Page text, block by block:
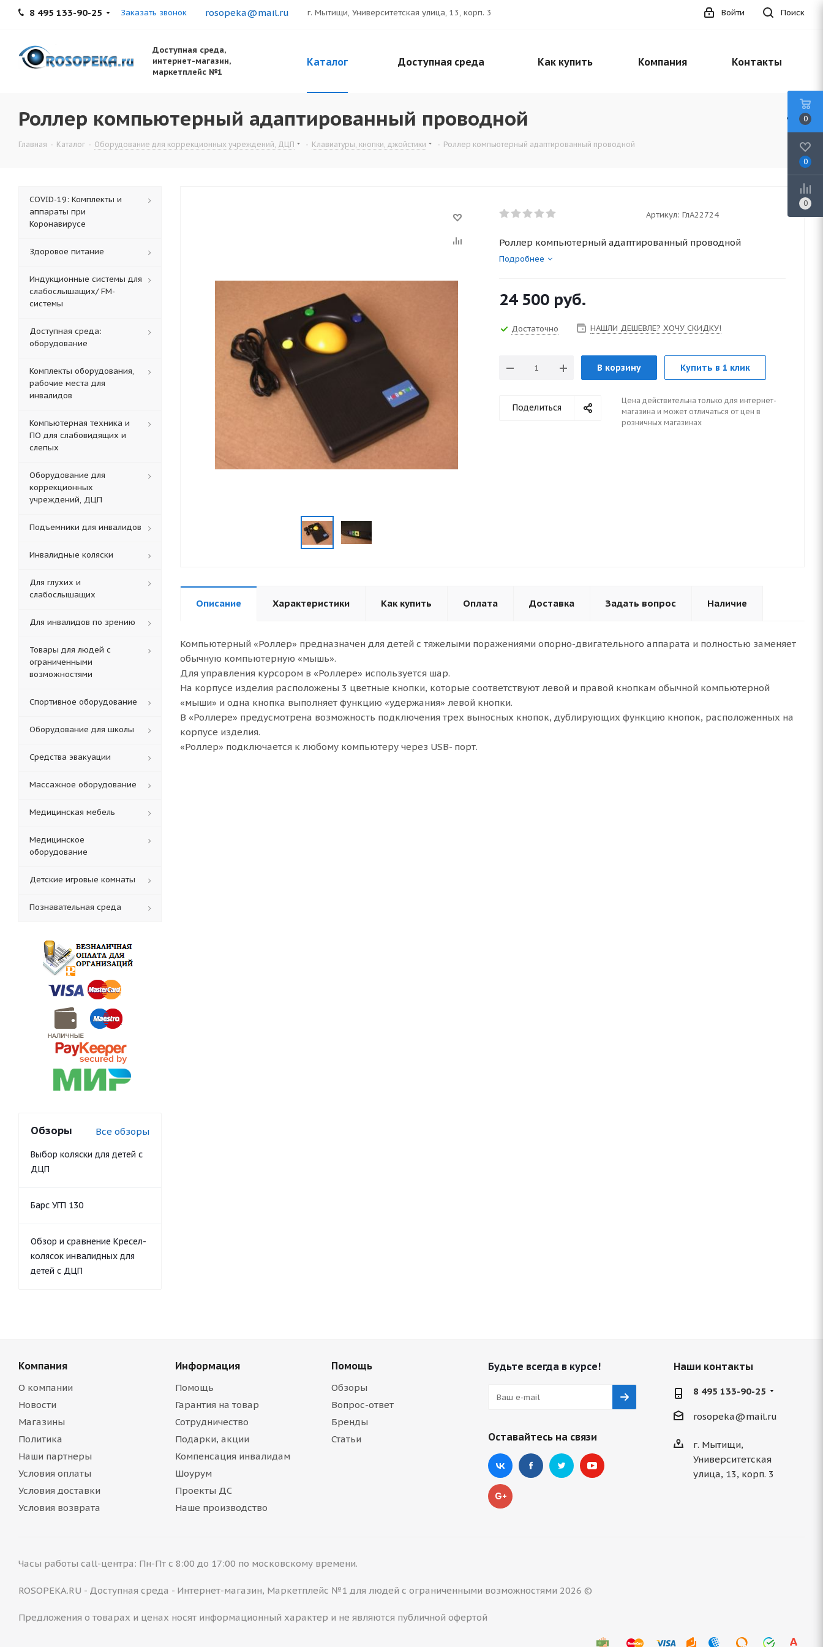
8 495 133-90-25 Заказать звонок rosopeka@mail.ru г. Мытищи, Университетская улица, 13, корп. 3 Поиск
Войти
Доступная среда,
интернет-магазин,
маркетплейс №1
Каталог Доступная среда Как купить Компания Контакты
Роллер компьютерный адаптированный проводной
Главная - Каталог - Оборудование для коррекционных учреждений, ДЦП - Клавиатуры, кнопки, джойстики - Роллер компьютерный адаптированный проводной
Артикул: ГлА22724
Роллер компьютерный адаптированный проводной
Подробнее
24 500 руб.
Достаточно НАШЛИ ДЕШЕВЛЕ? ХОЧУ СКИДКУ!
В корзину Купить в 1 клик
Поделиться
Цена действительна только для интернет-
магазина и может отличаться от цен в
розничных магазинах
Описание Характеристики Как купить Оплата Доставка Задать вопрос Наличие
Компьютерный «Роллер» предназначен для детей с тяжелыми поражениями опорно-двигательного аппарата и полностью заменяет
обычную компьютерную «мышь».
Для управления курсором в «Роллере» используется шар.
На корпусе изделия расположены 3 цветные кнопки, которые соответствуют левой и правой кнопкам обычной компьютерной
«мыши» и одна кнопка выполняет функцию «удержания» левой кнопки.
В «Роллере» предусмотрена возможность подключения трех выносных кнопок, дублирующих функцию кнопок, расположенных на
корпусе изделия.
«Роллер» подключается к любому компьютеру через USB- порт.
COVID-19: Комплекты и
аппараты при
Коронавирусе
Здоровое питание
Индукционные системы для
слабослышащих/ FM-
системы
Доступная среда:
оборудование
Комплекты оборудования,
рабочие места для
инвалидов
Компьютерная техника и
ПО для слабовидящих и
слепых
Оборудование для
коррекционных
учреждений, ДЦП
Подъемники для инвалидов
Инвалидные коляски
Для глухих и
слабослышащих
Для инвалидов по зрению
Товары для людей с
ограниченными
возможностями
Спортивное оборудование
Оборудование для школы
Средства эвакуации
Массажное оборудование
Медицинская мебель
Медицинское
оборудование
Детские игровые комнаты
Познавательная среда
Обзоры Все обзоры
Выбор коляски для детей с
ДЦП
Барс УГП 130
Обзор и сравнение Кресел-
колясок инвалидных для
детей с ДЦП
Компания
О компании
Новости
Магазины
Политика
Наши партнеры
Условия оплаты
Условия доставки
Условия возврата
Информация
Помощь
Гарантия на товар
Сотрудничество
Подарки, акции
Компенсация инвалидам
Шоурум
Проекты ДС
Наше производство
Помощь
Обзоры
Вопрос-ответ
Бренды
Статьи
Будьте всегда в курсе!
Оставайтесь на связи
Наши контакты
8 495 133-90-25
rosopeka@mail.ru
г. Мытищи,
Университетская
улица, 13, корп. 3
Часы работы call-центра: Пн-Пт с 8:00 до 17:00 по московскому времени.
ROSOPEKA.RU - Доступная среда - Интернет-магазин, Маркетплейс №1 для людей с ограниченными возможностями 2026 ©
Предложения о товарах и ценах носят информационный характер и не являются публичной офертой
0
0
0